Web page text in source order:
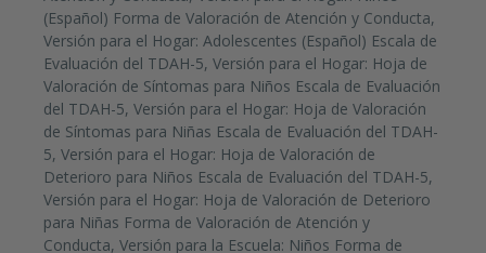
(Español) Forma de Valoración de Atención y Conducta,
Versión para el Hogar: Adolescentes (Español) Escala de
Evaluación del TDAH-5, Versión para el Hogar: Hoja de
Valoración de Síntomas para Niños Escala de Evaluación
del TDAH-5, Versión para el Hogar: Hoja de Valoración
de Síntomas para Niñas Escala de Evaluación del TDAH-
5, Versión para el Hogar: Hoja de Valoración de
Deterioro para Niños Escala de Evaluación del TDAH-5,
Versión para el Hogar: Hoja de Valoración de Deterioro
para Niñas Forma de Valoración de Atención y
Conducta, Versión para la Escuela: Niños Forma de